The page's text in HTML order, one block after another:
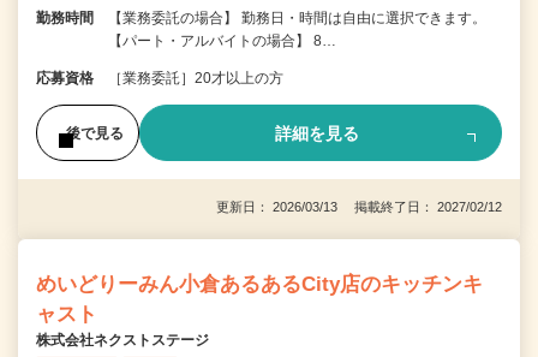
勤務時間
【業務委託の場合】 勤務日・時間は自由に選択できます。
【パート・アルバイトの場合】 8…
応募資格 ［業務委託］20才以上の方
後で見る 詳細を見る
更新日： 2026/03/13 掲載終了日： 2027/02/12
めいどりーみん小倉あるあるCity店のキッチンキ
ャスト
株式会社ネクストステージ